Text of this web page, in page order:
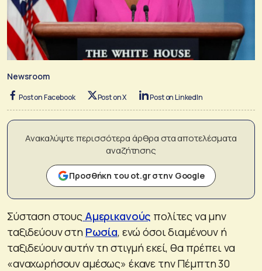
Newsroom
Post on Facebook Post on X Post on LinkedIn
Ανακαλύψτε περισσότερα άρθρα στα αποτελέσματα
αναζήτησης
Προσθήκη του ot.gr στην Google
Σύσταση στους Αμερικανούς πολίτες να μην
ταξιδεύουν στη Ρωσία, ενώ όσοι διαμένουν ή
ταξιδεύουν αυτήν τη στιγμή εκεί, θα πρέπει να
«αναχωρήσουν αμέσως» έκανε την Πέμπτη 30